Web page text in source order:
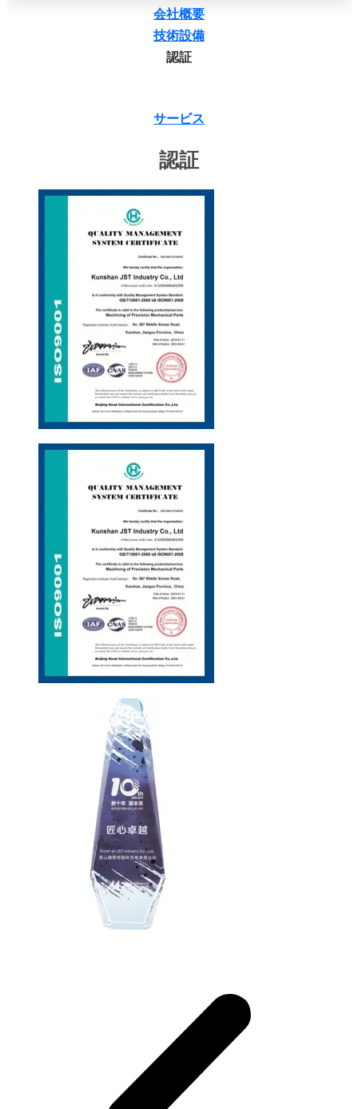
会社概要
技術設備
認証
サービス
認証